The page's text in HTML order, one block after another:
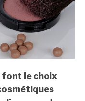
font le choix